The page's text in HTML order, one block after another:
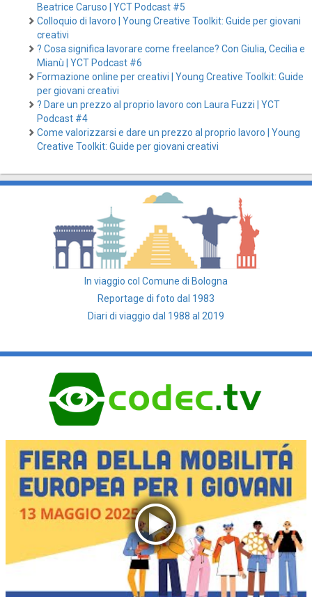
Beatrice Caruso | YCT Podcast #5
Colloquio di lavoro | Young Creative Toolkit: Guide per giovani
creativi
? Cosa significa lavorare come freelance? Con Giulia, Cecilia e
Mianù | YCT Podcast #6
Formazione online per creativi | Young Creative Toolkit: Guide
per giovani creativi
? Dare un prezzo al proprio lavoro con Laura Fuzzi | YCT
Podcast #4
Come valorizzarsi e dare un prezzo al proprio lavoro | Young
Creative Toolkit: Guide per giovani creativi
In viaggio col Comune di Bologna
Reportage di foto dal 1983
Diari di viaggio dal 1988 al 2019